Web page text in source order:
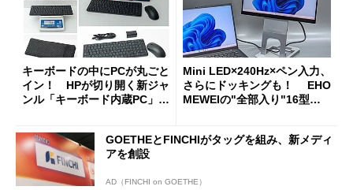
キーボードの中にPCが丸ごと
イン！ HPが切り開く新ジャ
ンル「キーボード内蔵PC」の
Mini LED×240Hz×ペン入力、
さらにドッキングも！ EHO
MEWEIの"全部入り"16型モ
GOETHEとFINCHIがタッグを組み、新メディ
アを創設
AD（FINCHI on GOETHE）